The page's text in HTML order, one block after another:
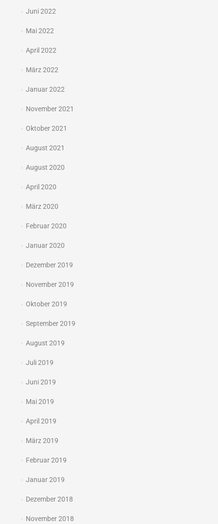
Juni 2022
Mai 2022
April 2022
März 2022
Januar 2022
November 2021
Oktober 2021
August 2021
August 2020
April 2020
März 2020
Februar 2020
Januar 2020
Dezember 2019
November 2019
Oktober 2019
September 2019
August 2019
Juli 2019
Juni 2019
Mai 2019
April 2019
März 2019
Februar 2019
Januar 2019
Dezember 2018
November 2018